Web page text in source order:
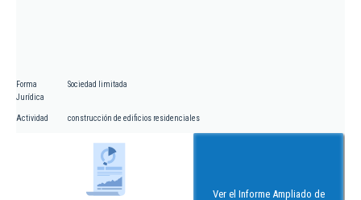
Forma
Jurídica
Sociedad limitada
Actividad construcción de edificios residenciales
Ver el Informe Ampliado de